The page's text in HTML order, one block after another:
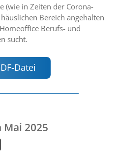
(wie in Zeiten der Corona-
Bereich angehalten
Berufs- und
sucht.
Datei
2025